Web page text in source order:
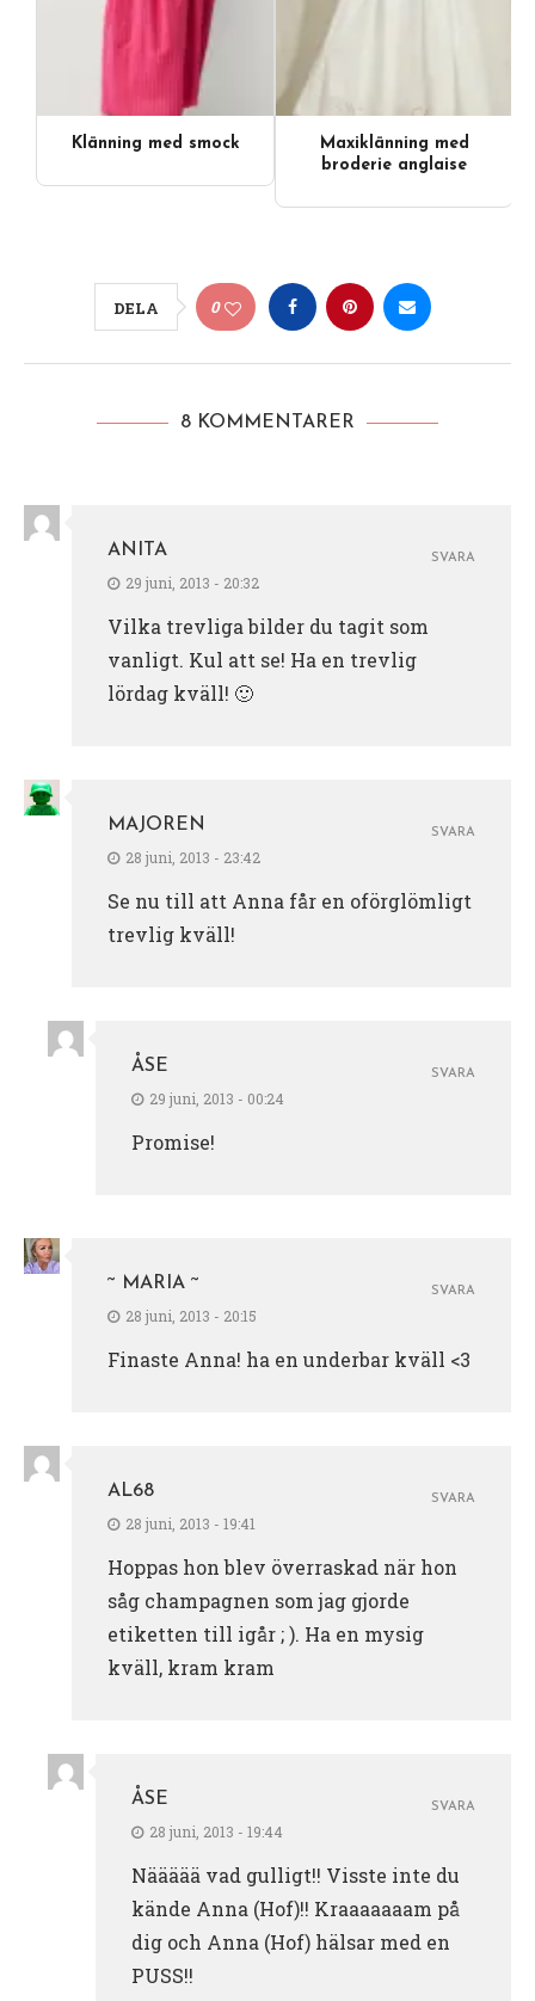
Klänning med smock
Maxiklänning med
broderie anglaise
DELA 0
8 KOMMENTARER
ANITA
29 juni, 2013 - 20:32
Vilka trevliga bilder du tagit som
vanligt. Kul att se! Ha en trevlig
lördag kväll! 🙂
SVARA
MAJOREN
28 juni, 2013 - 23:42
Se nu till att Anna får en oförglömligt
trevlig kväll!
SVARA
ÅSE
29 juni, 2013 - 00:24
Promise!
SVARA
~ MARIA ~
28 juni, 2013 - 20:15
Finaste Anna! ha en underbar kväll <3
SVARA
AL68
28 juni, 2013 - 19:41
Hoppas hon blev överraskad när hon
såg champagnen som jag gjorde
etiketten till igår ; ). Ha en mysig
kväll, kram kram
SVARA
ÅSE
28 juni, 2013 - 19:44
Näääää vad gulligt!! Visste inte du
kände Anna (Hof)!! Kraaaaaaam på
dig och Anna (Hof) hälsar med en
PUSS!!
SVARA